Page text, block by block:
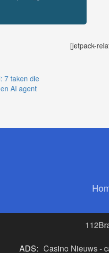
[jetpack-
7 taken die
AI agent
ADS: Casino Nieuws-